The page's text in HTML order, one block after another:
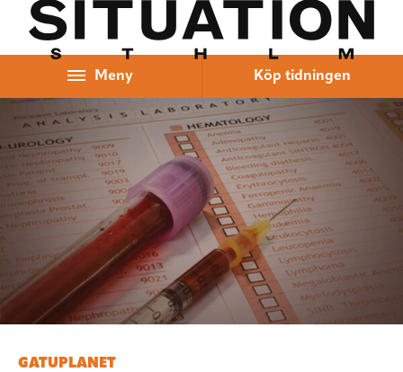
Hoppa till innehåll
Meny Köp tidningen
GATUPLANET